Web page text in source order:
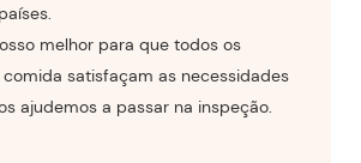
melhor para que todos os
satisfaçam as necessidades
ajudemos a passar na inspeção.